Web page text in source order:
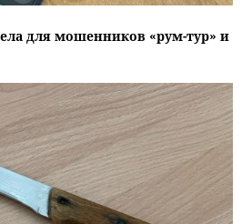
для мошенников «рум-тур» и